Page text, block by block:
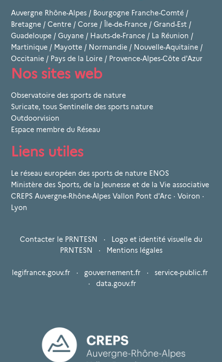
Auvergne Rhône-Alpes / Bourgogne Franche-Comté /
Bretagne / Centre / Corse / Île-de-France / Grand-Est /
Guadeloupe / Guyane / Hauts-de-France / La Réunion /
Martinique / Mayotte / Normandie / Nouvelle-Aquitaine /
Occitanie / Pays de la Loire / Provence-Alpes-Côte d'Azur
Nos sites web
Observatoire des sports de nature
Suricate, tous Sentinelle des sports nature
Outdoorvision
Espace membre du Réseau
Liens utiles
Le réseau européen des sports de nature ENOS
Ministère des Sports, de la Jeunesse et de la Vie associative
CREPS Auvergne-Rhône-Alpes Vallon Pont d'Arc · Voiron ·
Lyon
Contacter le PRNTESN ·
Logo et identité visuelle du
PRNTESN
· Mentions légales
legifrance.gouv.fr · gouvernement.fr · service-public.fr
· data.gouv.fr